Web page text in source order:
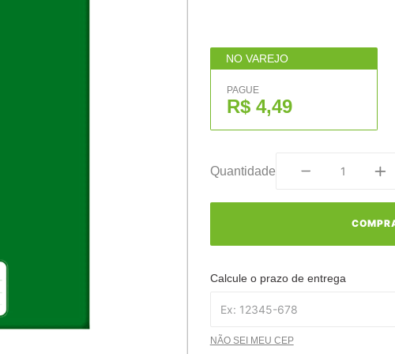
NO VAREJO
PAGUE
R$ 4,49
Quantidade
Calcule o prazo de entrega
NÃO SEI MEU CEP